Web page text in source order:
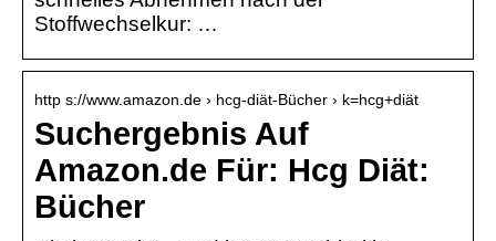
Stoffwechselkur: …
http s://www.amazon.de › hcg-diät-Bücher › k=hcg+diät
Suchergebnis Auf
Amazon.de Für: Hcg Diät:
Bücher